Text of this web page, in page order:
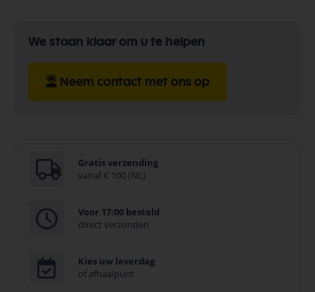
We staan klaar om u te helpen
Neem contact met ons op
Gratis verzending
vanaf € 100 (NL)
Voor 17:00 besteld
direct verzonden
Kies uw leverdag
of afhaalpunt